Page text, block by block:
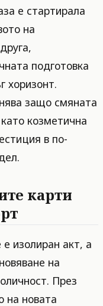
е стартирала
на
подготовка
хоризонт.
защо смяната
козметична
в по-
карти
изолиран акт, а
на
През
на новата